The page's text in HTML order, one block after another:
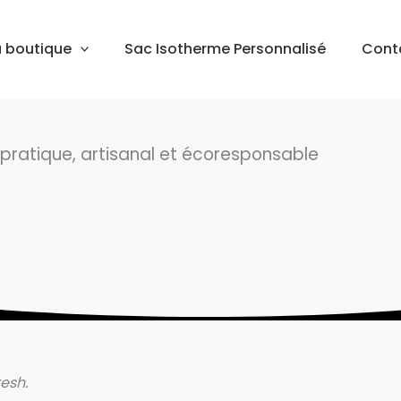
boutique Sac Isotherme Personnalisé
artisanal et écoresponsable